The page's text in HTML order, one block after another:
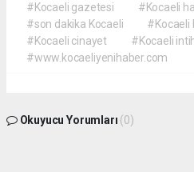
#Kocaeli gazetesi
#Kocaeli
#son dakika Kocaeli
#Kocaeli
#Kocaeli cinayet
#Kocaeli
#www.kocaeliyenihaber.com
Okuyucu Yorumları (0)